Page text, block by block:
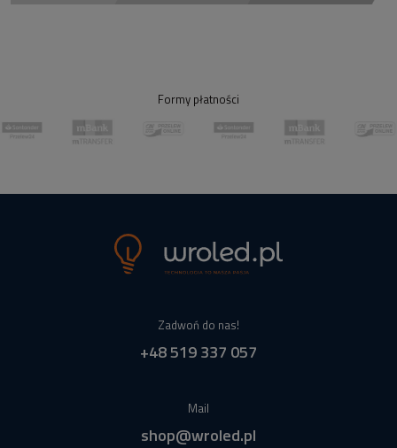
Formy płatności
Zadwoń do nas!
+48 519 337 057
Mail
shop@wroled.pl